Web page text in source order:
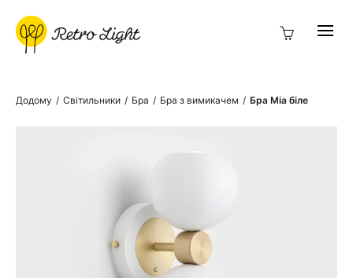
Додому / Світильники / Бра / Бра з вимикачем / Бра Mia біле